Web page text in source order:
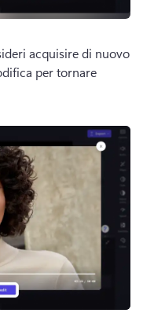
acquisire di nuovo
per tornare